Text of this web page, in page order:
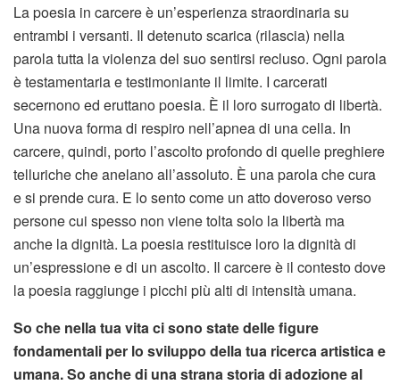
La poesia in carcere è un’esperienza straordinaria su
entrambi i versanti. Il detenuto scarica (rilascia) nella
parola tutta la violenza del suo sentirsi recluso. Ogni parola
è testamentaria e testimoniante il limite. I carcerati
secernono ed eruttano poesia. È il loro surrogato di libertà.
Una nuova forma di respiro nell’apnea di una cella. In
carcere, quindi, porto l’ascolto profondo di quelle preghiere
telluriche che anelano all’assoluto. È una parola che cura
e si prende cura. E lo sento come un atto doveroso verso
persone cui spesso non viene tolta solo la libertà ma
anche la dignità. La poesia restituisce loro la dignità di
un’espressione e di un ascolto. Il carcere è il contesto dove
la poesia raggiunge i picchi più alti di intensità umana.
So che nella tua vita ci sono state delle figure
fondamentali per lo sviluppo della tua ricerca artistica e
umana. So anche di una strana storia di adozione al